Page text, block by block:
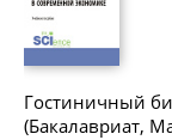
Гостиничный
(Бакалавриат,